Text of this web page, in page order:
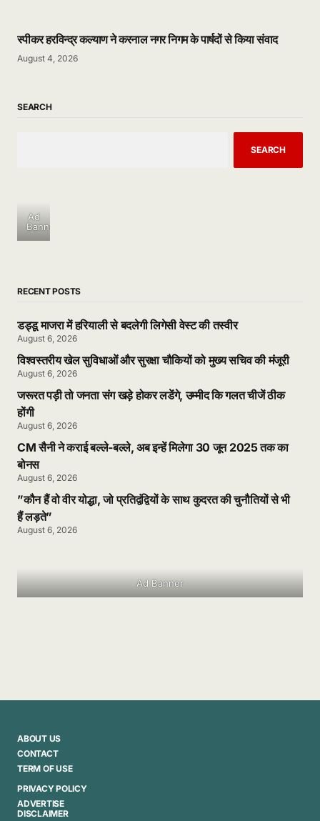
स्पीकर हरविन्द्र कल्याण ने करनाल नगर निगम के पार्षदों से किया संवाद
August 4, 2026
SEARCH
SEARCH
Ad
Banner
RECENT POSTS
डड्डू माजरा में हरियाली से बदलेगी लिगेसी वेस्ट की तस्वीर
August 6, 2026
विश्वस्तरीय खेल सुविधाओं और सुरक्षा चौकियों को मुख्य सचिव की मंजूरी
August 6, 2026
जरूरत पड़ी तो जनता संग खड़े होकर लडेंगे, उम्मीद कि गलत चीजें ठीक
होंगी
August 6, 2026
CM सैनी ने कराई बल्ले-बल्ले, अब इन्हें मिलेगा 30 जून 2025 तक का
बोनस
August 6, 2026
”कौन हैं वो वीर योद्धा, जो प्रतिद्वंद्वियों के साथ कुदरत की चुनौतियों से भी
हैं लड़ते”
August 6, 2026
Ad Banner
ABOUT US
CONTACT
TERM OF USE
PRIVACY POLICY
ADVERTISE
DISCLAIMER